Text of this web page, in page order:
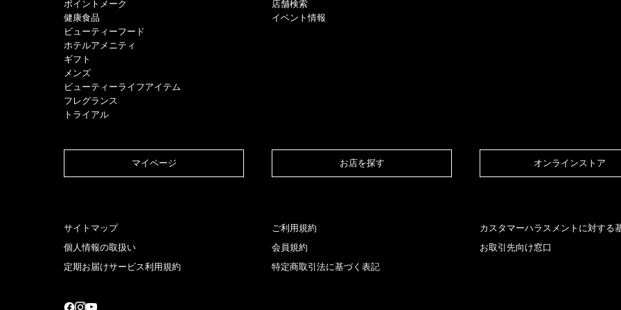
ポイントメーク​
健康食品
ビューティーフード
ホテルアメニティ
ギフト
メンズ
ビューティーライフアイテム
フレグランス
トライアル
店舗検索
イベント情報
マイページ​ お店を探す​ オンラインストア​
サイトマップ
個人情報の取扱い
定期お届けサービス利用規約
ご利用規約
会員規約
特定商取引法に基づく表記
カスタマーハラスメントに対する
お取引先向け窓口